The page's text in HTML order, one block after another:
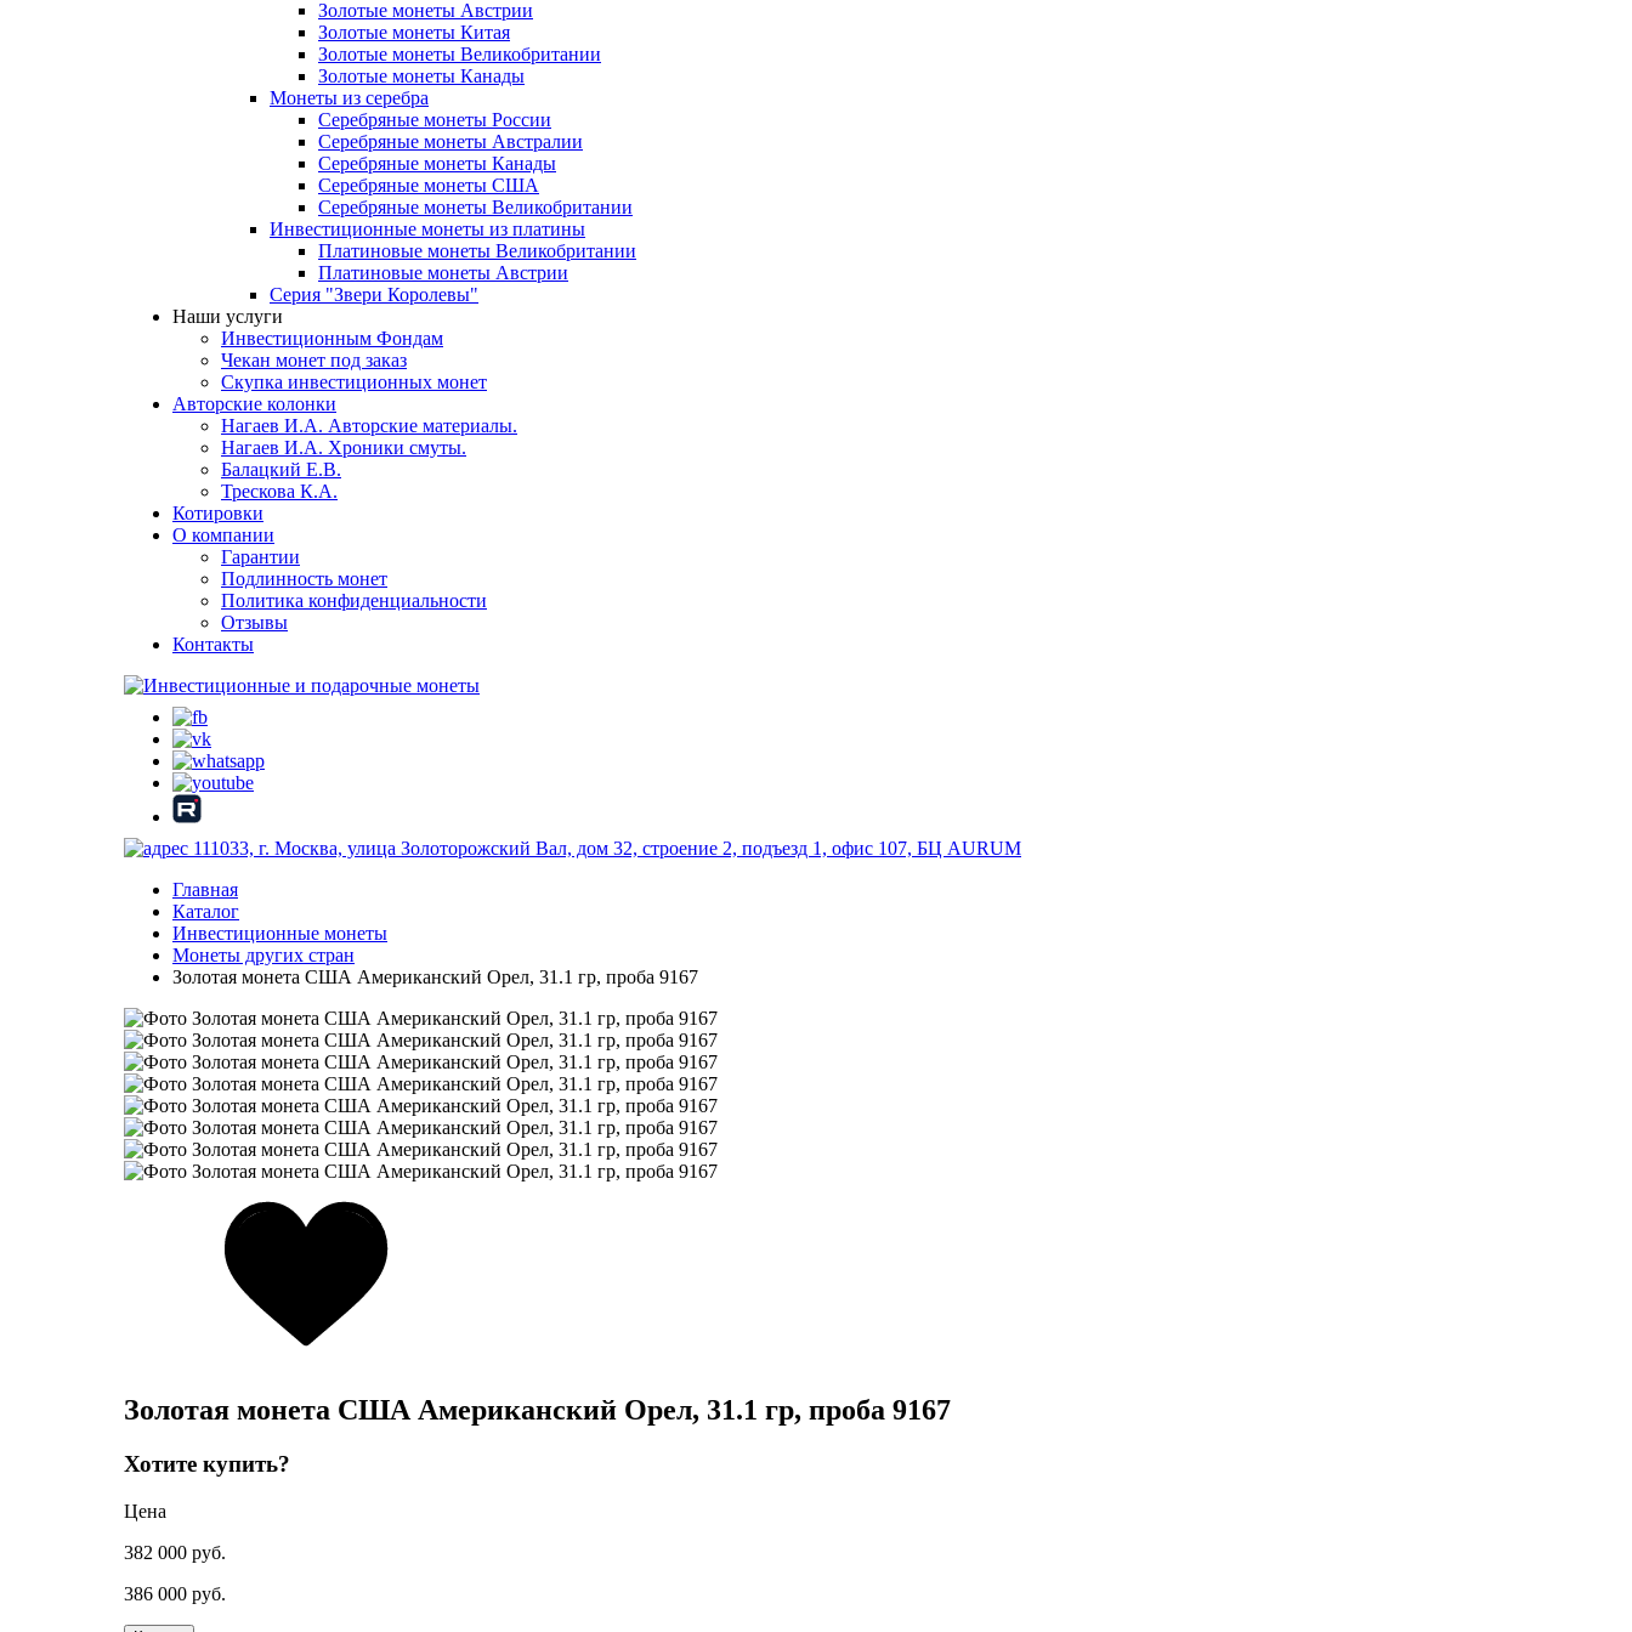
Золотые монеты Австрии
Золотые монеты Китая
Золотые монеты Великобритании
Золотые монеты Канады
Монеты из серебра
Серебряные монеты России
Серебряные монеты Австралии
Серебряные монеты Канады
Серебряные монеты США
Серебряные монеты Великобритании
Инвестиционные монеты из платины
Платиновые монеты Великобритании
Платиновые монеты Австрии
Серия "Звери Королевы"
Наши услуги
Инвестиционным Фондам
Чекан монет под заказ
Скупка инвестиционных монет
Авторские колонки
Нагаев И.А. Авторские материалы.
Нагаев И.А. Хроники смуты.
Балацкий Е.В.
Трескова К.А.
Котировки
О компании
Гарантии
Подлинность монет
Политика конфиденциальности
Отзывы
Контакты
111033, г. Москва, улица Золоторожский Вал, дом 32, строение 2, подъезд 1, офис 107, БЦ AURUM
Главная
Каталог
Инвестиционные монеты
Монеты других стран
Золотая монета США Американский Орел, 31.1 гр, проба 9167
Золотая монета США Американский Орел, 31.1 гр, проба 9167
Хотите купить?
Цена
382 000 руб.
386 000 руб.